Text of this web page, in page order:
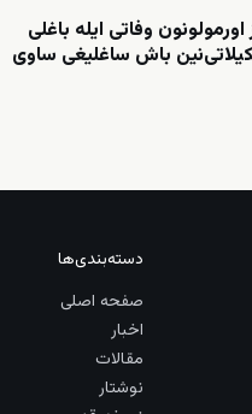
اورمولونون وفاتی ایله باغلی
باش ساغلیغی ساوی
دسته‌بندی‌ها
صفحه اصلی
اخبار
مقالات
نوشتار